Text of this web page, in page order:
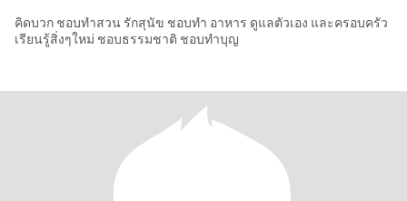
คิดบวก ชอบทำสวน รักสุนัข ชอบทำ อาหาร ดูแลตัวเอง และครอบครัว
เรียนรู้สิ่งๆใหม่ ชอบธรรมชาติ ชอบทำบุญ